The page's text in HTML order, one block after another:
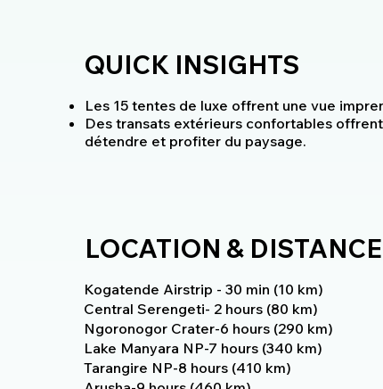
QUICK INSIGHTS
Les 15 tentes de luxe offrent une vue
Des transats extérieurs confortables
détendre et profiter du paysage.
LOCATION & DISTANCE
Kogatende Airstrip - 30 min (10 km)
Central Serengeti- 2 hours (80 km)
Ngoronogor Crater-6 hours (290 km)
Lake Manyara NP-7 hours (340 km)
Tarangire NP-8 hours (410 km)